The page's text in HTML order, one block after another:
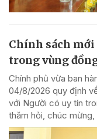
Chính sách
trong vùng
Chính phủ vừa ban
04/8/2026 quy định
với Người có uy tín
thăm hỏi, chúc